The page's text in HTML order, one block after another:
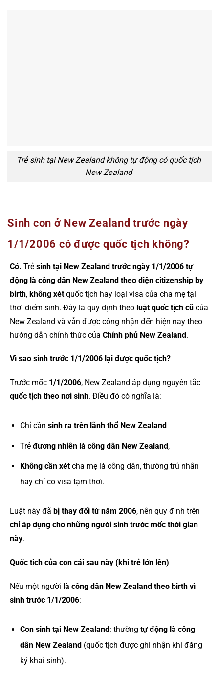
Trẻ sinh tại New Zealand không tự động có quốc tịch
New Zealand
Sinh con ở New Zealand trước ngày
1/1/2006 có được quốc tịch không?
Có. Trẻ sinh tại New Zealand trước ngày 1/1/2006 tự
động là công dân New Zealand theo diện citizenship by
birth, không xét quốc tịch hay loại visa của cha mẹ tại
thời điểm sinh. Đây là quy định theo luật quốc tịch cũ của
New Zealand và vẫn được công nhận đến hiện nay theo
hướng dẫn chính thức của Chính phủ New Zealand.
Vì sao sinh trước 1/1/2006 lại được quốc tịch?
Trước mốc 1/1/2006, New Zealand áp dụng nguyên tắc
quốc tịch theo nơi sinh. Điều đó có nghĩa là:
Chỉ cần sinh ra trên lãnh thổ New Zealand
Trẻ đương nhiên là công dân New Zealand,
Không cần xétcha mẹ là công dân, thường trú nhân
hay chỉ có visa tạm thời.
Luật này đã bị thay đổi từ năm 2006, nên quy định trên
chỉ áp dụng cho những người sinh trước mốc thời gian
này.
Quốc tịch của con cái sau này (khi trẻ lớn lên)
Nếu một người là công dân New Zealand theo birth vì
sinh trước 1/1/2006:
Con sinh tại New Zealand: thường tự động là công
dân New Zealand(quốc tịch được ghi nhận khi đăng
ký khai sinh).